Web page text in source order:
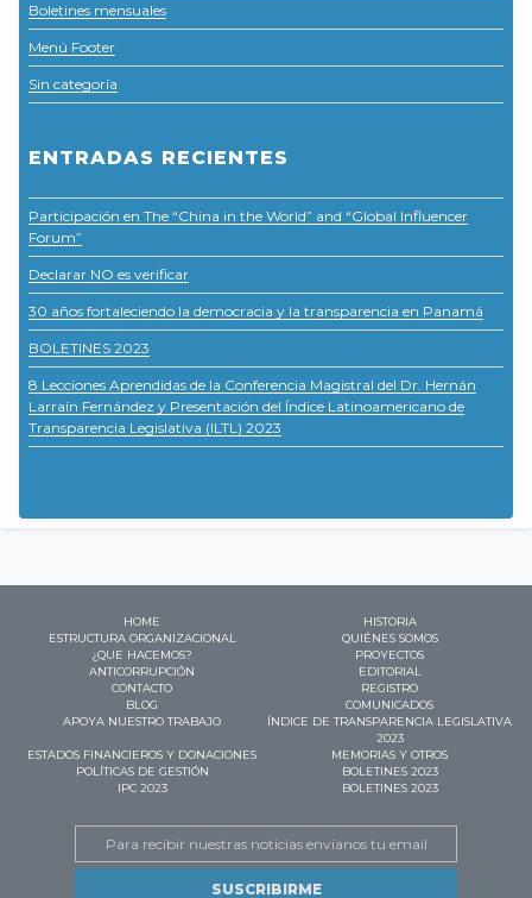
Boletines mensuales
Menú Footer
Sin categoría
ENTRADAS RECIENTES
Participación en The “China in the World” and “Global Influencer
Forum”
Declarar NO es verificar
30 años fortaleciendo la democracia y la transparencia en Panamá
BOLETINES 2023
8 Lecciones Aprendidas de la Conferencia Magistral del Dr. Hernán
Larraín Fernández y Presentación del Índice Latinoamericano de
Transparencia Legislativa (ILTL) 2023
HOME
HISTORIA
ESTRUCTURA ORGANIZACIONAL
QUIÉNES SOMOS
¿QUE HACEMOS?
PROYECTOS
ANTICORRUPCIÓN
EDITORIAL
CONTACTO
REGISTRO
BLOG
COMUNICADOS
APOYA NUESTRO TRABAJO
ÍNDICE DE TRANSPARENCIA LEGISLATIVA
2023
ESTADOS FINANCIEROS Y DONACIONES
MEMORIAS Y OTROS
POLÍTICAS DE GESTIÓN
BOLETINES 2023
IPC 2023
BOLETINES 2023